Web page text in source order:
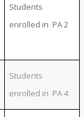
Students
enrolled in PA 2
Students
enrolled in PA 4